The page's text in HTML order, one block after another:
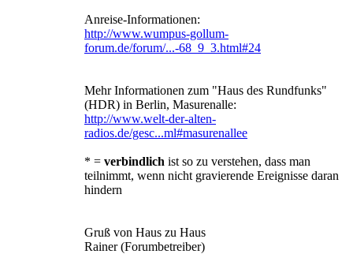
Anreise-Informationen:
http://www.wumpus-gollum-
forum.de/forum/...-68_9_3.html#24
Mehr Informationen zum "Haus des Rundfunks"
(HDR) in Berlin, Masurenalle:
http://www.welt-der-alten-
radios.de/gesc...ml#masurenallee
* = verbindlich ist so zu verstehen, dass man
teilnimmt, wenn nicht gravierende Ereignisse daran
hindern
Gruß von Haus zu Haus
Rainer (Forumbetreiber)